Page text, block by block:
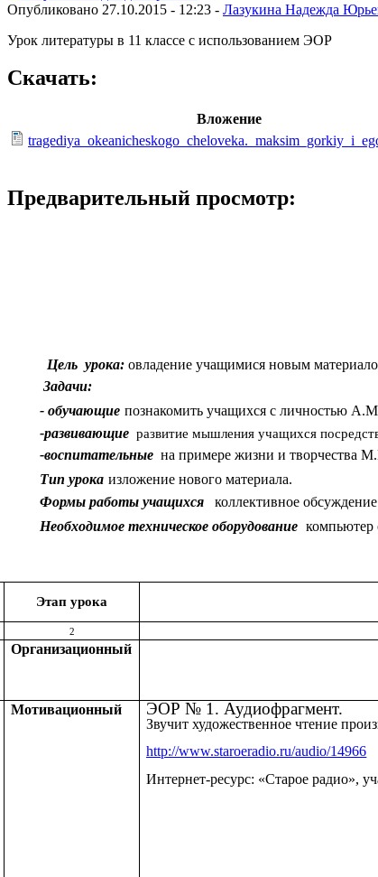
Опубликовано 27.10.2015 - 12:23 - Лазукина Надежда
Урок литературы в 11 классе с использованием ЭОР
Скачать:
Вложение
Предварительный просмотр:
Цель урока: овладение учащимися новым
Задачи:
- обучающие познакомить учащихся с личностью
-развивающие развитие мышления учащихся
-воспитательные на примере жизни и творчества
Тип урока изложение нового материала.
Формы работы учащихся
коллективное обсуждение
Необходимое техническое оборудование компьютер
Этап урока
2
Организационный
Мотивационный ЭОР № 1. Аудиофрагмент.
Звучит художественное чтение
http://www.staroeradio.ru/audio/14966
Интернет-ресурс: «Старое радио»,